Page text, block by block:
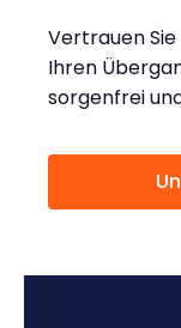
Vertrauen Sie
Ihren
sorgenfrei